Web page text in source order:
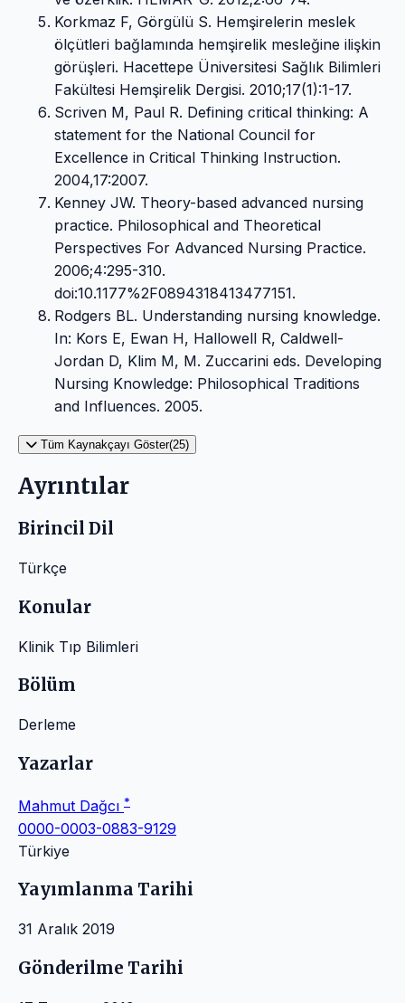
Korkmaz F, Görgülü S. Hemşirelerin meslek
ölçütleri bağlamında hemşirelik mesleğine ilişkin
görüşleri. Hacettepe Üniversitesi Sağlık Bilimleri
Fakültesi Hemşirelik Dergisi. 2010;17(1):1-17.
Scriven M, Paul R. Defining critical thinking: A
statement for the National Council for
Excellence in Critical Thinking Instruction.
2004,17:2007.
Kenney JW. Theory-based advanced nursing
practice. Philosophical and Theoretical
Perspectives For Advanced Nursing Practice.
2006;4:295-310.
doi:10.1177%2F0894318413477151.
Rodgers BL. Understanding nursing knowledge.
In: Kors E, Ewan H, Hallowell R, Caldwell-
Jordan D, Klim M, M. Zuccarini eds. Developing
Nursing Knowledge: Philosophical Traditions
and Influences. 2005.
Tüm Kaynakçayı Göster(25)
Ayrıntılar
Birincil Dil
Türkçe
Konular
Klinik Tıp Bilimleri
Bölüm
Derleme
Yazarlar
Mahmut Dağcı *
0000-0003-0883-9129
Türkiye
Yayımlanma Tarihi
31 Aralık 2019
Gönderilme Tarihi